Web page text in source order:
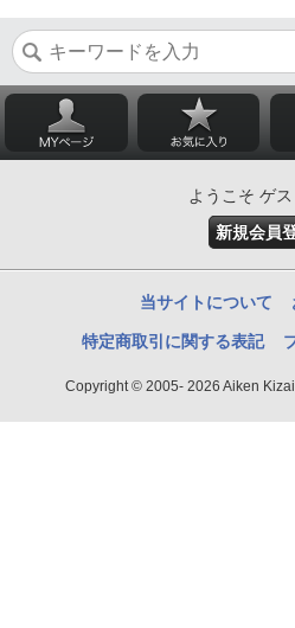
ようこそ ゲ
新規会員
当サイトについて
特定商取引に関する表記
Copyright © 2005- 2026 Aiken